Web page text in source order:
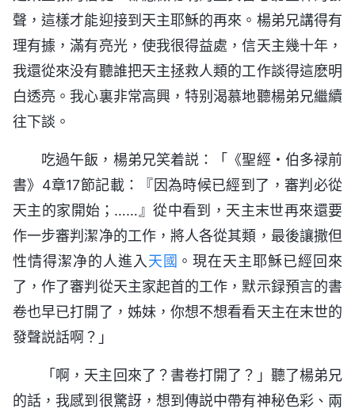
聲，這樣才能迎接到天主耶穌的再來。楊弟兄講得有
理有據，滿有亮光，使我很得益處，信天主幾十年，
我還從來没有聽誰把天主拯救人類的工作談得這麽明
白透亮。我心裏非常高興，特别渴慕地聽楊弟兄繼續
往下談。
吃過午飯，楊弟兄笑着説：「《聖經・伯多禄前
書》4章17節記載：『因為時候已經到了，審判必從
天主的家開始；……』從中看到，天主末世再來還要
作一步審判潔净的工作，將人各從其類，最後讓撒但
性情得潔净的人進入 天國 。現在天主耶穌已經回來
了，作了審判從天主家起首的工作，默示録預言的書
卷也早已打開了，姊妹，你想不想看看天主在末世的
發聲説話啊？」
「啊，天主回來了？書卷打開了？」聽了楊弟兄
的話，我感到很驚訝，想到傳説中帶有神秘色彩、兩